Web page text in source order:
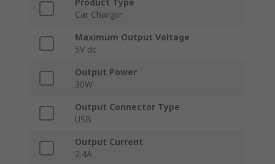
Product Type
Car Charger
Maximum Output Voltage
5V dc
Output Power
30W
Output Connector Type
USB
Output Current
2.4A